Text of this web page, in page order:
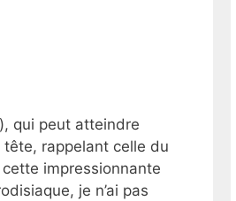
), qui peut atteindre
tête, rappelant celle du
impressionnante
je n’ai pas